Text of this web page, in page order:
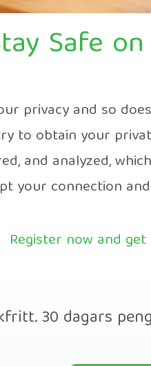
Safe
privacy and so
to obtain your
and analyzed,
your connection
Register now and
30 dagars